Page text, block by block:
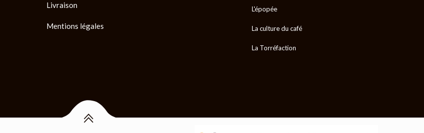
Livraison
Mentions légales
L'épopée
La culture du café
La Torréfaction